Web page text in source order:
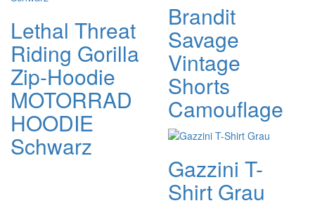
Lethal Threat
Riding Gorilla
Zip-Hoodie
MOTORRAD
HOODIE
Schwarz
Brandit
Savage
Vintage
Shorts
Camouflage
Gazzini T-
Shirt Grau